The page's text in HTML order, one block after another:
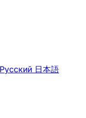
Русский 日本語